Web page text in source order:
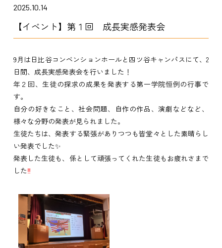
2025.10.14
【イベント】第１回 成長実感発表会
9月は日比谷コンベンションホールと四ツ谷キャンパスにて、2
日間、成長実感発表会を行いました！
年２回、生徒の探求の成果を発表する第一学院恒例の行事で
す。
自分の好きなこと、社会問題、自作の作品、演劇などなど、
様々な分野の発表が見られました。
生徒たちは、発表する緊張がありつつも皆堂々とした素晴らし
い発表でした✨
発表した生徒も、係として頑張ってくれた生徒もお疲れさまで
した‼